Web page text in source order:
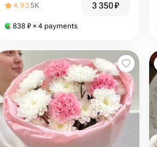
4.935K 3 350₽
838 ₽ × 4 payments